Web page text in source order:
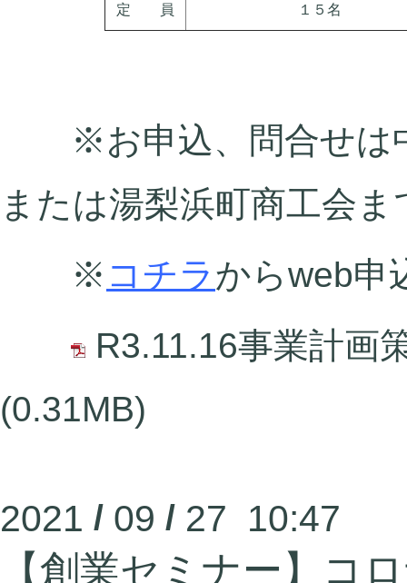
定 員 １５名
※お申込、問合せは中
または湯梨浜町商工会
※ コチラからweb申
R3.11.16事業計画
(0.31MB)
2021 / 09 / 27 10:47
【創業セミナー】コ